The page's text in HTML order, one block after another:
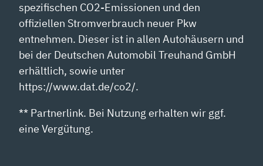
spezifischen CO2-Emissionen und den
offiziellen Stromverbrauch neuer Pkw
entnehmen. Dieser ist in allen Autohäusern und
bei der Deutschen Automobil Treuhand GmbH
erhältlich, sowie unter
https://www.dat.de/co2/.
** Partnerlink. Bei Nutzung erhalten wir ggf.
eine Vergütung.